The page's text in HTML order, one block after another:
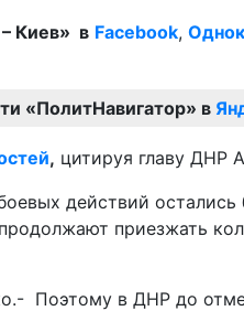
Киев» в Facebook,
«ПолитНавигатор» в
, цитируя главу ДНР
действий
приезжать
Поэтому в ДНР до